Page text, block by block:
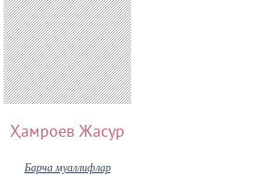
Ҳамроев Жасур
Барча муаллифлар